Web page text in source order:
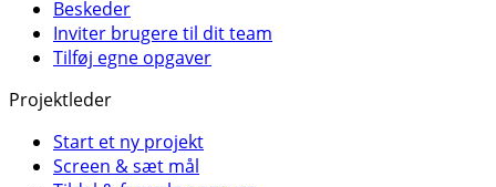
Beskeder
Inviter brugere til dit team
Tilføj egne opgaver
Projektleder
Start et ny projekt
Screen & sæt mål